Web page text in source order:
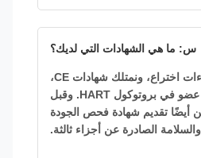
هي الشهادات التي لديك؟
ج: نحن نحمل 6 براءات اختراع، ونمتلك شهادات CE،
وATEX، وSIL، كما أننا عضو في بروتوكول HART. وقبل
تقديم شهادة فحص الجودة
الصادرة عن أجزاء ثالثة.